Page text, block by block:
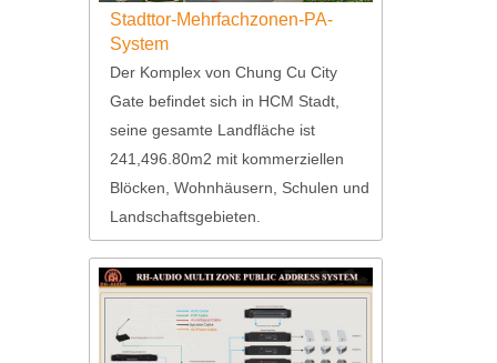
Stadttor-Mehrfachzonen-PA-
System
Der Komplex von Chung Cu City
Gate befindet sich in HCM Stadt,
seine gesamte Landfläche ist
241,496.80m2 mit kommerziellen
Blöcken, Wohnhäusern, Schulen und
Landschaftsgebieten.